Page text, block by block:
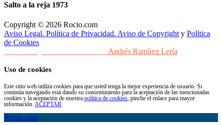
Salto a la reja 1973
Copyright © 2026 Rocio.com
Aviso Legal. Política de Privacidad. Aviso de Copyright y Política
de Cookies
Andrés Ramírez Lería
Uso de cookies
Este sitio web utiliza cookies para que usted tenga la mejor experiencia de usuario. Si
continúa navegando está dando su consentimiento para la aceptación de las mencionadas
cookies y la aceptación de nuestra política de cookies , pinche el enlace para mayor
información. ACEPTAR
Rocio.com